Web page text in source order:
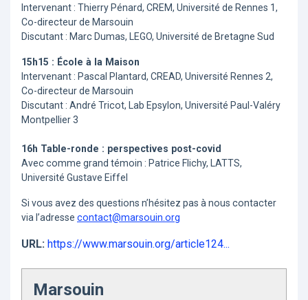
Intervenant : Thierry Pénard, CREM, Université de Rennes 1,
Co-directeur de Marsouin
Discutant : Marc Dumas, LEGO, Université de Bretagne Sud
15h15 : École à la Maison
Intervenant : Pascal Plantard, CREAD, Université Rennes 2,
Co-directeur de Marsouin
Discutant : André Tricot, Lab Epsylon, Université Paul-Valéry
Montpellier 3
16h Table-ronde : perspectives post-covid
Avec comme grand témoin : Patrice Flichy, LATTS,
Université Gustave Eiffel
Si vous avez des questions n’hésitez pas à nous contacter
via l’adresse contact@marsouin.org
URL: https://www.marsouin.org/article124...
Marsouin